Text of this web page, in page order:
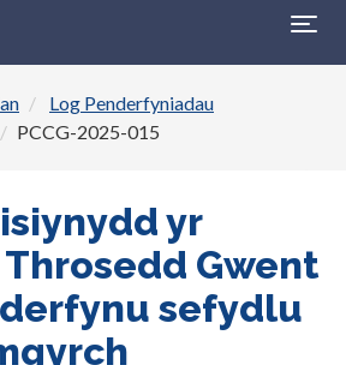
Log Penderfyniadau
PCCG-2025-015
yr
Gwent
sefydlu